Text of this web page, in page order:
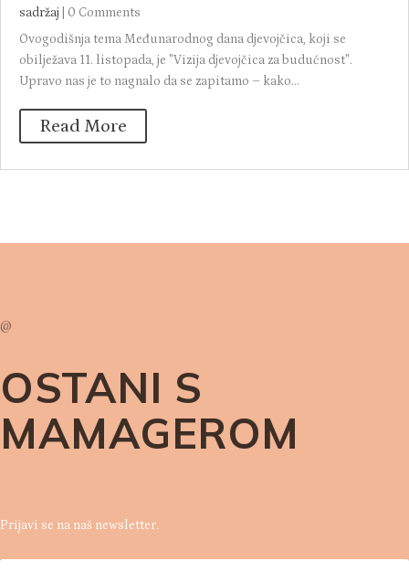
sadržaj
0 Comments
Ovogodišnja tema Međunarodnog dana djevojčica, koji se
obilježava 11. listopada, je "Vizija djevojčica za budućnost".
Upravo nas je to nagnalo da se zapitamo – kako...
Read More
@
OSTANI S
MAMAGEROM
Prijavi se na naš newsletter.